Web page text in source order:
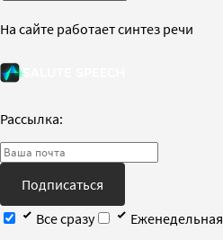
На сайте работает синтез речи
Рассылка:
Подписаться
Все сразу
Еженедельная